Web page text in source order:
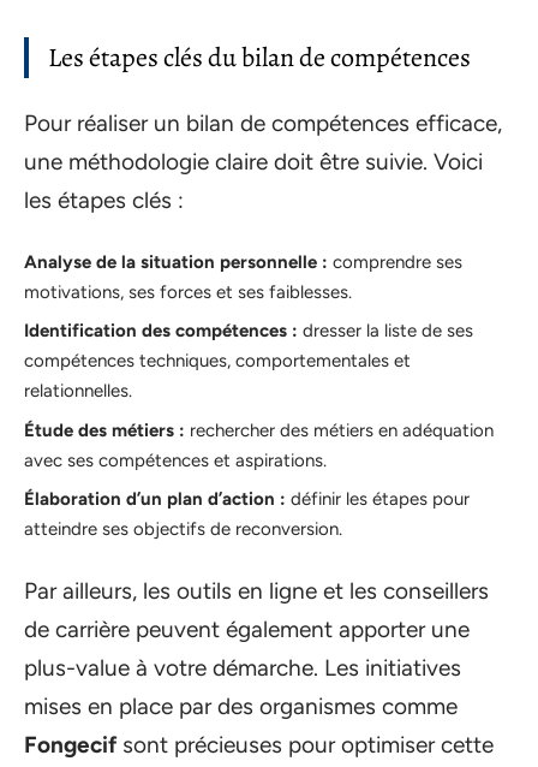
Les étapes clés du bilan de compétences
Pour réaliser un bilan de compétences efficace,
une méthodologie claire doit être suivie. Voici
les étapes clés :
Analyse de la situation personnelle : comprendre ses
motivations, ses forces et ses faiblesses.
Identification des compétences : dresser la liste de ses
compétences techniques, comportementales et
relationnelles.
Étude des métiers : rechercher des métiers en adéquation
avec ses compétences et aspirations.
Élaboration d’un plan d’action : définir les étapes pour
atteindre ses objectifs de reconversion.
Par ailleurs, les outils en ligne et les conseillers
de carrière peuvent également apporter une
plus-value à votre démarche. Les initiatives
mises en place par des organismes comme
Fongecifsont précieuses pour optimiser cette